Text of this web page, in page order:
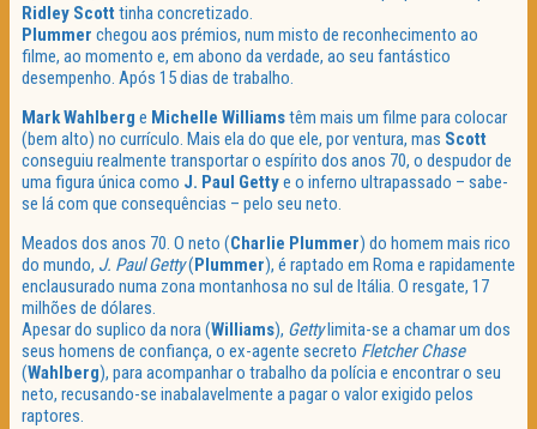
Ridley Scotttinha concretizado.
Plummer chegou aos prémios, num misto de reconhecimento ao
filme, ao momento e, em abono da verdade, ao seu fantástico
desempenho. Após 15 dias de trabalho.
Mark Wahlberg e Michelle Williamstêm mais um filme para colocar
(bem alto) no currículo. Mais ela do que ele, por ventura, mas Scott
conseguiu realmente transportar o espírito dos anos 70, o despudor de
uma figura única como J. Paul Gettye o inferno ultrapassado – sabe-
se lá com que consequências – pelo seu neto.
Meados dos anos 70. O neto (Charlie Plummer) do homem mais rico
do mundo, J. Paul Getty(Plummer), é raptado em Roma e rapidamente
enclausurado numa zona montanhosa no sul de Itália. O resgate, 17
milhões de dólares.
Apesar do suplico da nora (Williams), Gettylimita-se a chamar um dos
seus homens de confiança, o ex-agente secreto Fletcher Chase
(Wahlberg), para acompanhar o trabalho da polícia e encontrar o seu
neto, recusando-se inabalavelmente a pagar o valor exigido pelos
raptores.